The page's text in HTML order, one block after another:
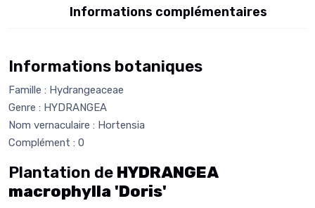
Informations complémentaires
Informations botaniques
Famille : Hydrangeaceae
Genre : HYDRANGEA
Nom vernaculaire : Hortensia
Complément : 0
Plantation de HYDRANGEA
macrophylla 'Doris'